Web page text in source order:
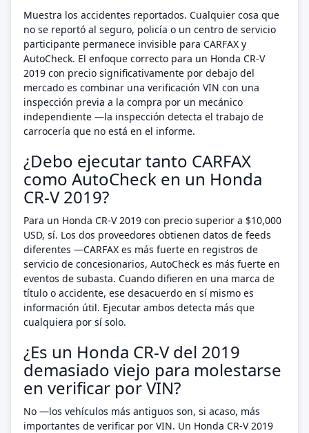
Muestra los accidentes reportados. Cualquier cosa que
no se reportó al seguro, policía o un centro de servicio
participante permanece invisible para CARFAX y
AutoCheck. El enfoque correcto para un Honda CR-V
2019 con precio significativamente por debajo del
mercado es combinar una verificación VIN con una
inspección previa a la compra por un mecánico
independiente —la inspección detecta el trabajo de
carrocería que no está en el informe.
¿Debo ejecutar tanto CARFAX
como AutoCheck en un Honda
CR-V 2019?
Para un Honda CR-V 2019 con precio superior a $10,000
USD, sí. Los dos proveedores obtienen datos de feeds
diferentes —CARFAX es más fuerte en registros de
servicio de concesionarios, AutoCheck es más fuerte en
eventos de subasta. Cuando difieren en una marca de
título o accidente, ese desacuerdo en sí mismo es
información útil. Ejecutar ambos detecta más que
cualquiera por sí solo.
¿Es un Honda CR-V del 2019
demasiado viejo para molestarse
en verificar por VIN?
No —los vehículos más antiguos son, si acaso, más
importantes de verificar por VIN. Un Honda CR-V 2019